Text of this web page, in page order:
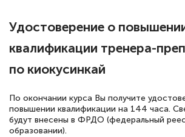
аттестации, проблем не
каком этапе…
Удостоверение о
квалификации тренера-
по киокусинкай
По окончании курса Вы получите
повышении квалификации на 144 часа.
будут внесены в ФРДО (федеральный
образовании).